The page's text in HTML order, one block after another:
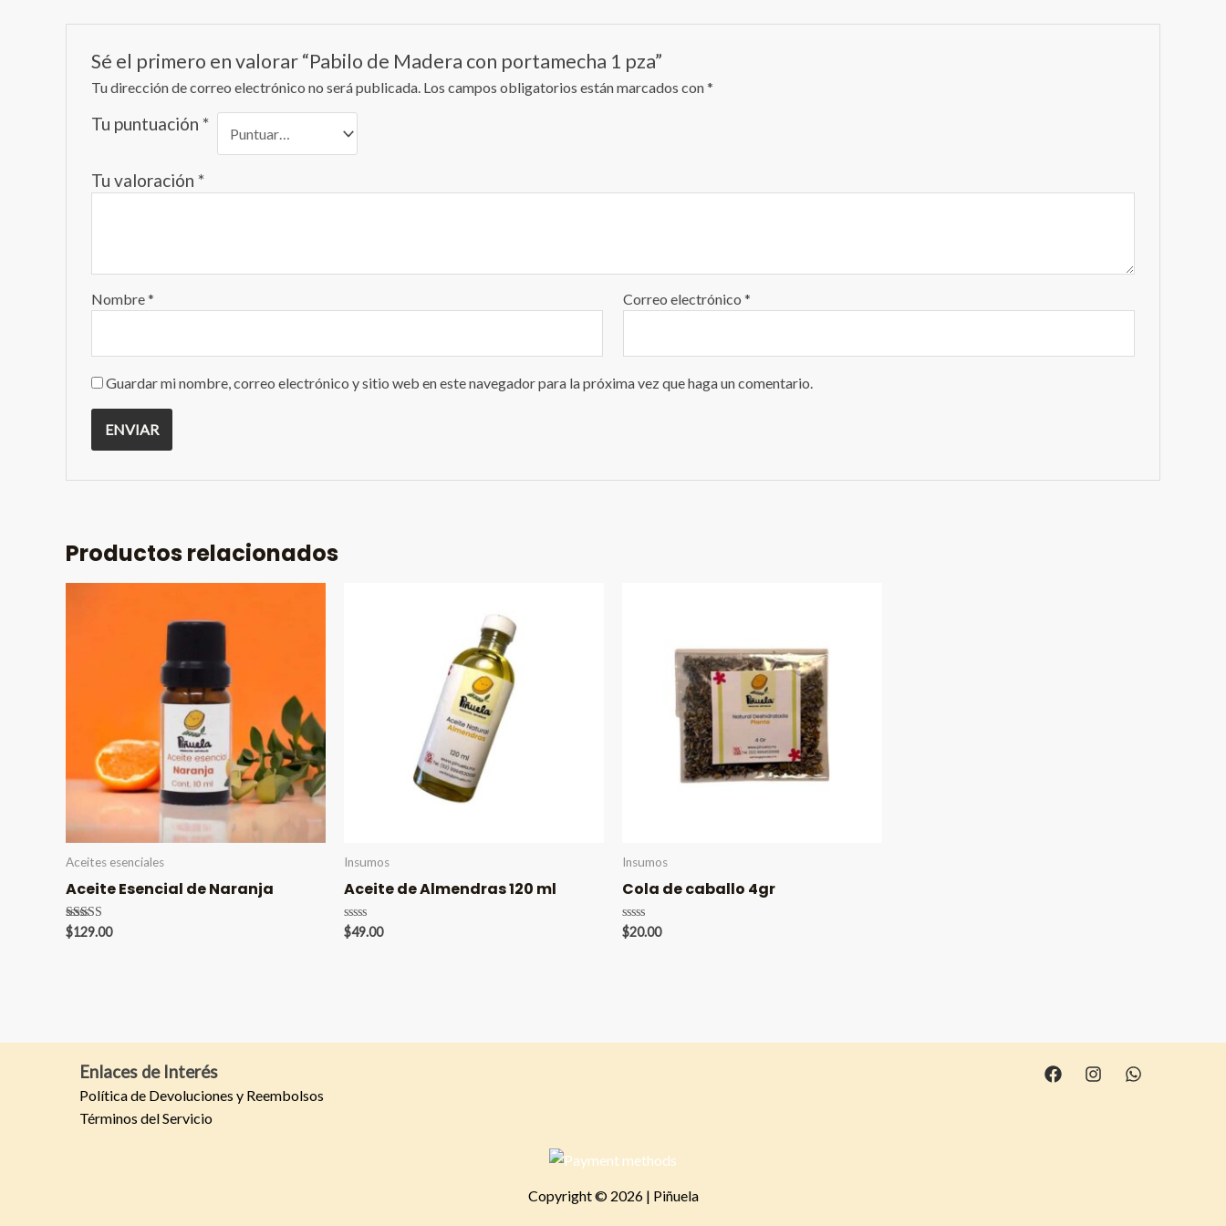
Sé el primero en valorar “Pabilo de Madera con portamecha 1 pza”
Tu dirección de correo electrónico no será publicada. Los campos obligatorios están marcados con*
Tu puntuación *
Tu valoración *
Nombre* Correo electrónico*
Guardar mi nombre, correo electrónico y sitio web en este navegador para la próxima vez que haga un comentario.
Productos relacionados
Aceites esenciales
Aceite Esencial de Naranja
Valorado en
5.00
$129.00
Insumos
Aceite de Almendras 120 ml
Valorado
en
$49.00
Insumos
Cola de caballo 4gr
Valorado
en
$20.00
Enlaces de Interés
Política de Devoluciones y Reembolsos
Términos del Servicio
Copyright © 2026 | Piñuela